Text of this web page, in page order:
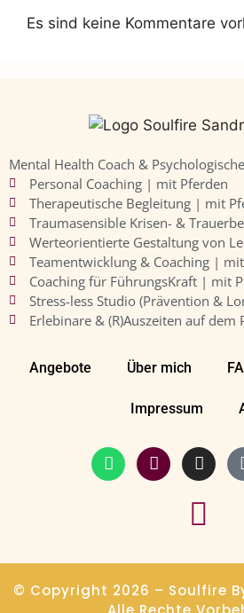
Es sind keine Kommentare
Mental Health Coach &
Personal Coaching | mit Pferden
Therapeutische Begleitung | mit
Traumasensible Krisen- &
Werteorientierte Gestaltung von
Teamentwicklung & Coaching |
Coaching für FührungsKraft | mit
Stress-less Studio (Prävention &
Erlebinare & (R)Auszeiten auf dem
Angebote Über mich
Impressum
© Copyright 2026 – Soulfire